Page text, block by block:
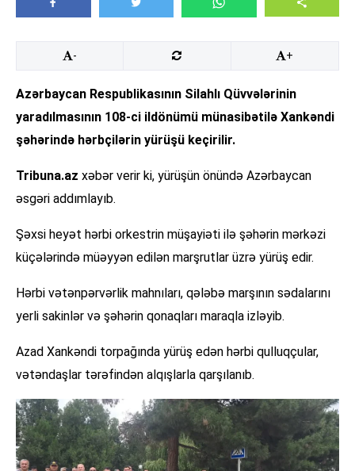
- +
Azərbaycan Respublikasının Silahlı Qüvvələrinin
yaradılmasının 108-ci ildönümü münasibətilə Xankəndi
şəhərində hərbçilərin yürüşü keçirilir.
Tribuna.az xəbər verir ki, yürüşün önündə Azərbaycan
əsgəri addımlayıb.
Şəxsi heyət hərbi orkestrin müşayiəti ilə şəhərin mərkəzi
küçələrində müəyyən edilən marşrutlar üzrə yürüş edir.
Hərbi vətənpərvərlik mahnıları, qələbə marşının sədalarını
yerli sakinlər və şəhərin qonaqları maraqla izləyib.
Azad Xankəndi torpağında yürüş edən hərbi qulluqçular,
vətəndaşlar tərəfindən alqışlarla qarşılanıb.